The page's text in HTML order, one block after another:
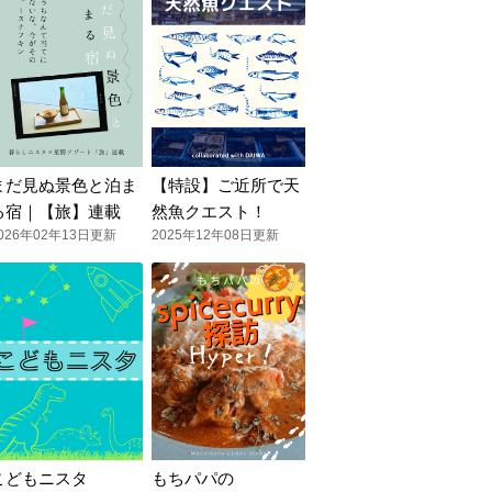
だ見ぬ景色と泊ま
宿｜【旅】連載
年02年13日更新
【特設】ご近所で天
然魚クエスト！
2025年12年08日更新
どもニスタ もちパパの